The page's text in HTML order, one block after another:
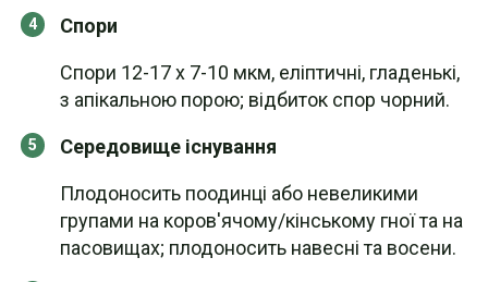
Спори
Спори 12-17 х 7-10 мкм, еліптичні, гладенькі,
з апікальною порою; відбиток спор чорний.
Середовище існування
Плодоносить поодинці або невеликими
групами на коров'ячому/кінському гної та на
пасовищах; плодоносить навесні та восени.